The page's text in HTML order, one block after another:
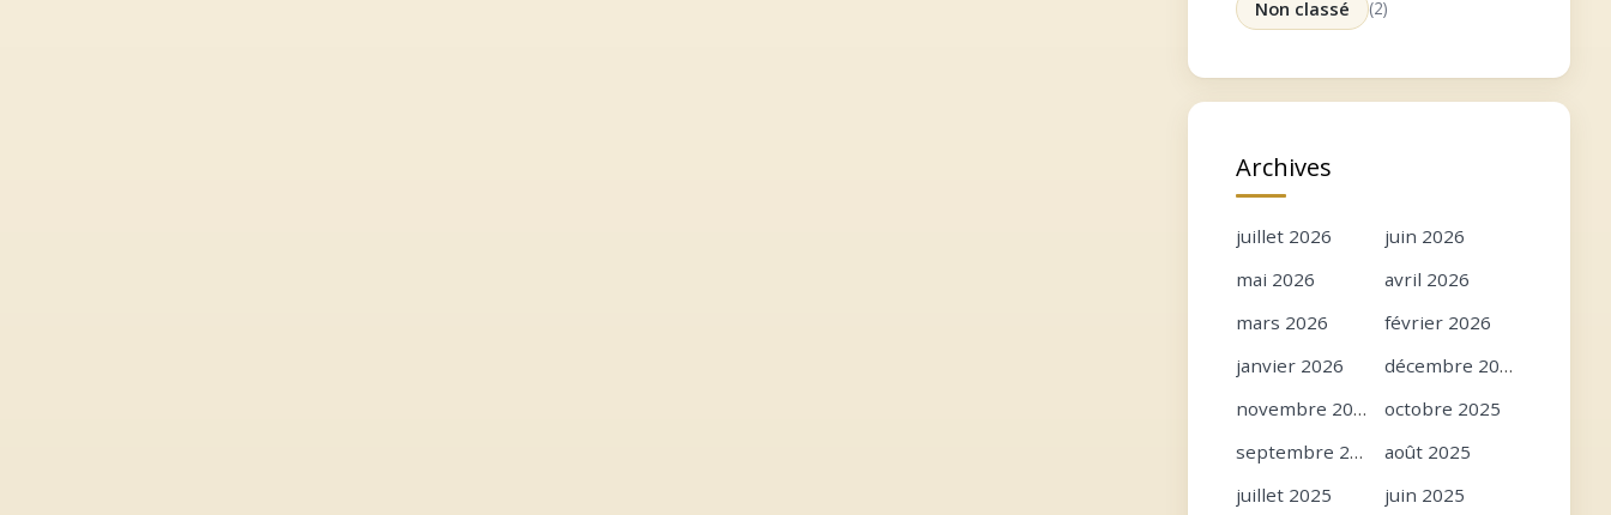
Non classé (2)
Archives
juillet 2026
juin 2026
mai 2026
avril 2026
mars 2026
février 2026
janvier 2026
décembre 2025
novembre 2025
octobre 2025
septembre 2025
août 2025
juillet 2025
juin 2025